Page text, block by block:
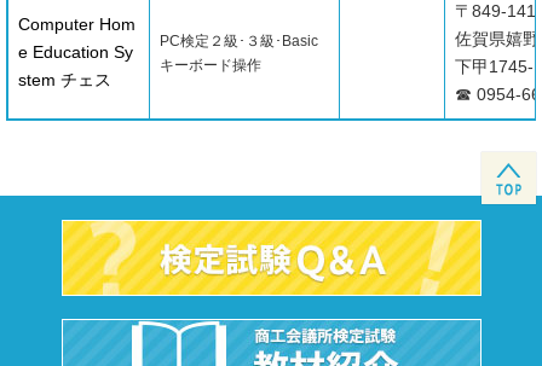
Computer Hom
e Education Sy
stem チェス
PC検定２級･３級･Basic
キーボード操作
〒849-
佐賀県嬉
下甲1745-1
☎ 0954-